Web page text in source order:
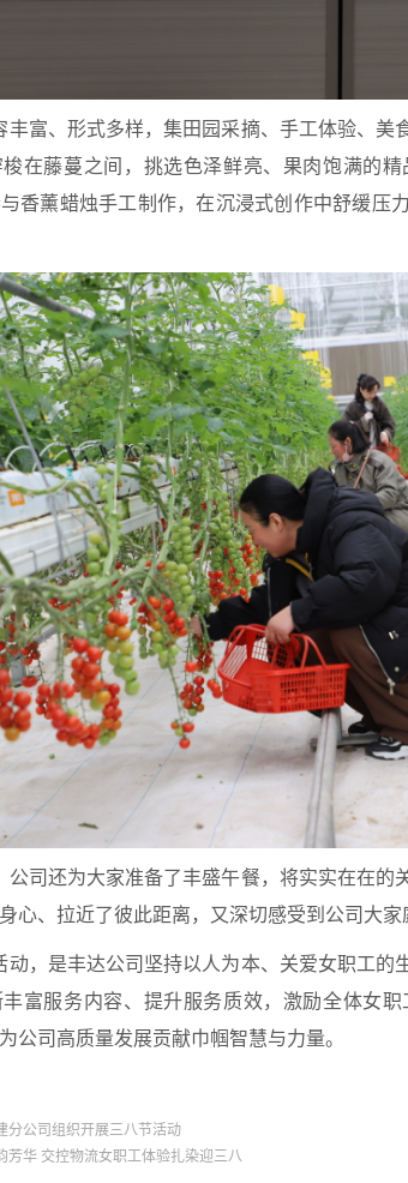
丰富、形式多样，集田园采摘、手工体验、
在藤蔓之间，挑选色泽鲜亮、果肉饱满的
香薰蜡烛手工制作，在沉浸式创作中舒缓压
公司还为大家准备了丰盛午餐，将实实在在
心、拉近了彼此距离，又深切感受到公司大家
动，是丰达公司坚持以人为本、关爱女职工
富服务内容、提升服务质效，激励全体女
公司高质量发展贡献巾帼智慧与力量。
分公司组织开展三八节活动
芳华 交控物流女职工体验扎染迎三八